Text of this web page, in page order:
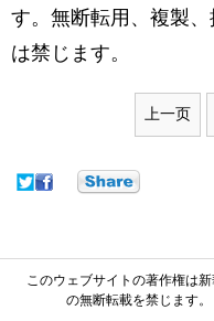
す。無断転用、複製
は禁じます。
上一页
このウェブサイトの著作権は
の無断転載を禁じます